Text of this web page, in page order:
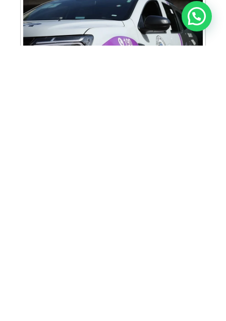
Anunciar ou recomendar matéria